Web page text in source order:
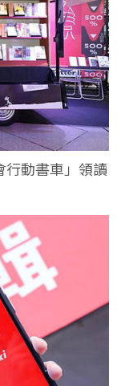
行動書車」領讀